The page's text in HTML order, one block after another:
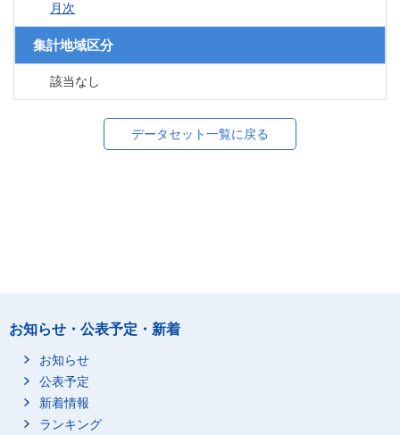
月次
集計地域区分
該当なし
データセット一覧に戻る
お知らせ・公表予定・新着
お知らせ
公表予定
新着情報
ランキング